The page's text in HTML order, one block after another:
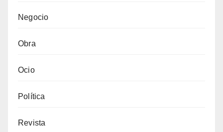
Negocio
Obra
Ocio
Política
Revista